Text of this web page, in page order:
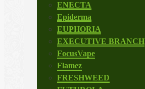
ENECTA
Epiderma
EUPHORIA
EXECUTIVE BRANCH
FocusVape
Flamez
FRESHWEED